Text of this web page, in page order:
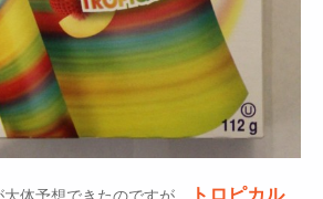
トロピカル